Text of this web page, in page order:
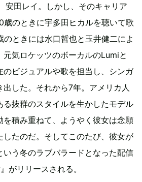
安田レイ。しかし、そのキャリア
歳のときに宇多田ヒカルを聴いて歌
のときには水口哲也と玉井健二によ
元気ロケッツのボーカルのLumiと
のビジュアルや歌を担当し、シンガ
した。それから7年。アメリカ人
る抜群のスタイルを生かしたモデル
を積み重ねて、ようやく彼女は念願
したのだ。そしてこのたび、彼女が
いう冬のラブバラードとなった配信
がリリースされる。